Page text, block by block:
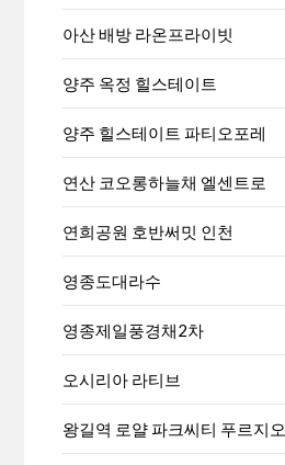
아산 배방 라온프라이빗
양주 옥정 힐스테이트
양주 힐스테이트 파티오포레
연산 코오롱하늘채 엘센트로
연희공원 호반써밋 인천
영종도대라수
영종제일풍경채2차
오시리아 라티브
왕길역 로얄 파크씨티 푸르지오